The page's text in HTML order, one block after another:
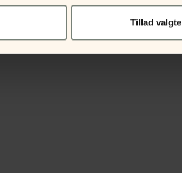
Tillad valgte